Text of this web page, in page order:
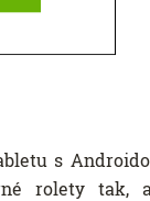
s
rolety tak,